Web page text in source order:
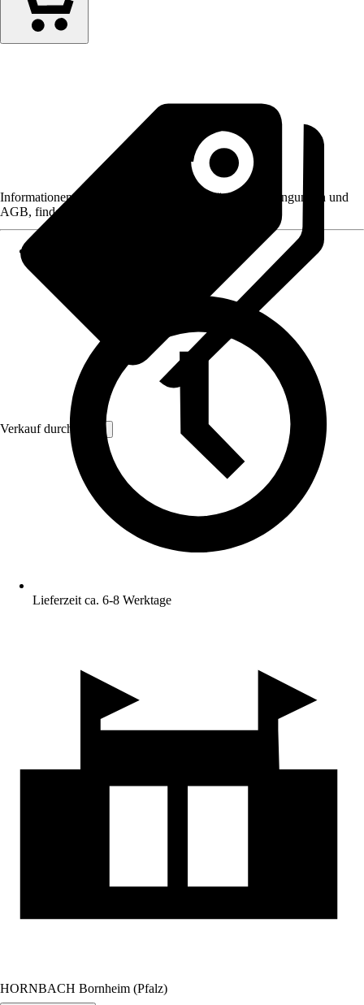
Verkauf durch: VCM
Informationen des Verkäufers, wie z. B. Rückgabebedingungen und
AGB, finden Sie bei Klick auf den Verkäufernamen.
Lieferzeit ca. 6-8 Werktage
HORNBACH Bornheim (Pfalz)